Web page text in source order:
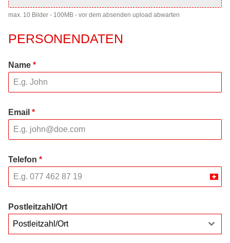
max. 10 Bilder - 100MB - vor dem absenden upload abwarten
PERSONENDATEN
Name *
Email *
Telefon *
Postleitzahl/Ort
Postleitzahl/Ort